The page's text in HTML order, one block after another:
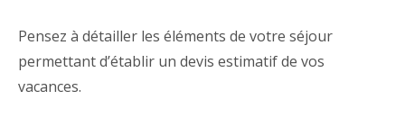
Pensez à détailler les éléments de votre séjour
permettant d’établir un devis estimatif de vos
vacances.